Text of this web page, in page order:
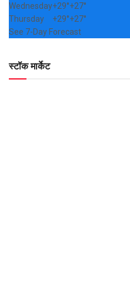
Wednesday+29°+27°
Thursday
+29°+27°
See 7-Day Forecast
स्टॉक मार्केट